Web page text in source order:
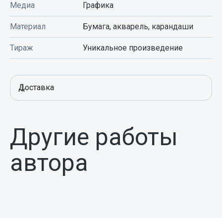
Медиа Графика
Материал Бумага, акварель, карандаши
Тираж Уникальное произведение
Доставка
Другие работы
автора